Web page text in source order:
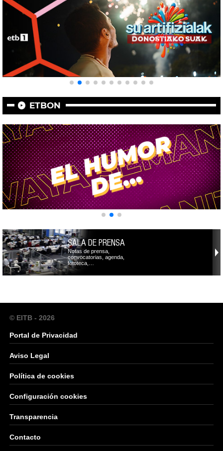
ETBON
SALA DE PRENSA
Notas de prensa,
convocatorias, agenda,
fototeca,…
© EITB - 2026
Portal de Privacidad
Aviso Legal
Política de cookies
Configuración cookies
Transparencia
Contacto